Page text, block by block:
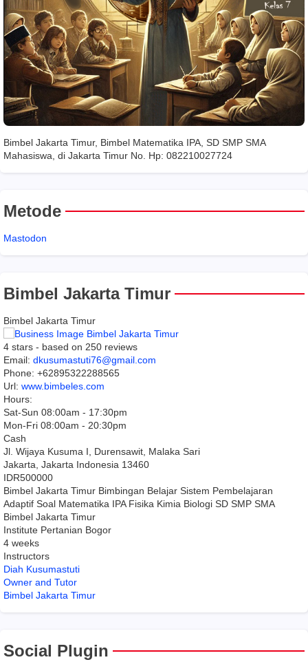
Bimbel Jakarta Timur, Bimbel Matematika IPA, SD SMP SMA
Mahasiswa, di Jakarta Timur No. Hp: 082210027724
Metode
Mastodon
Bimbel Jakarta Timur
Bimbel Jakarta Timur
4 stars - based on 250 reviews
Email: dkusumastuti76@gmail.com
Phone: +62895322288565
Url: www.bimbeles.com
Hours:
Sat-Sun 08:00am - 17:30pm
Mon-Fri 08:00am - 20:30pm
Cash
Jl. Wijaya Kusuma I, Durensawit, Malaka Sari
Jakarta Jakarta Indonesia 13460
IDR500000
Bimbel Jakarta Timur Bimbingan Belajar Sistem Pembelajaran
Adaptif Soal Matematika IPA Fisika Kimia Biologi SD SMP SMA
Bimbel Jakarta Timur
Institute Pertanian Bogor
4 weeks
Instructors
Diah Kusumastuti
Owner and Tutor
Bimbel Jakarta Timur
Social Plugin